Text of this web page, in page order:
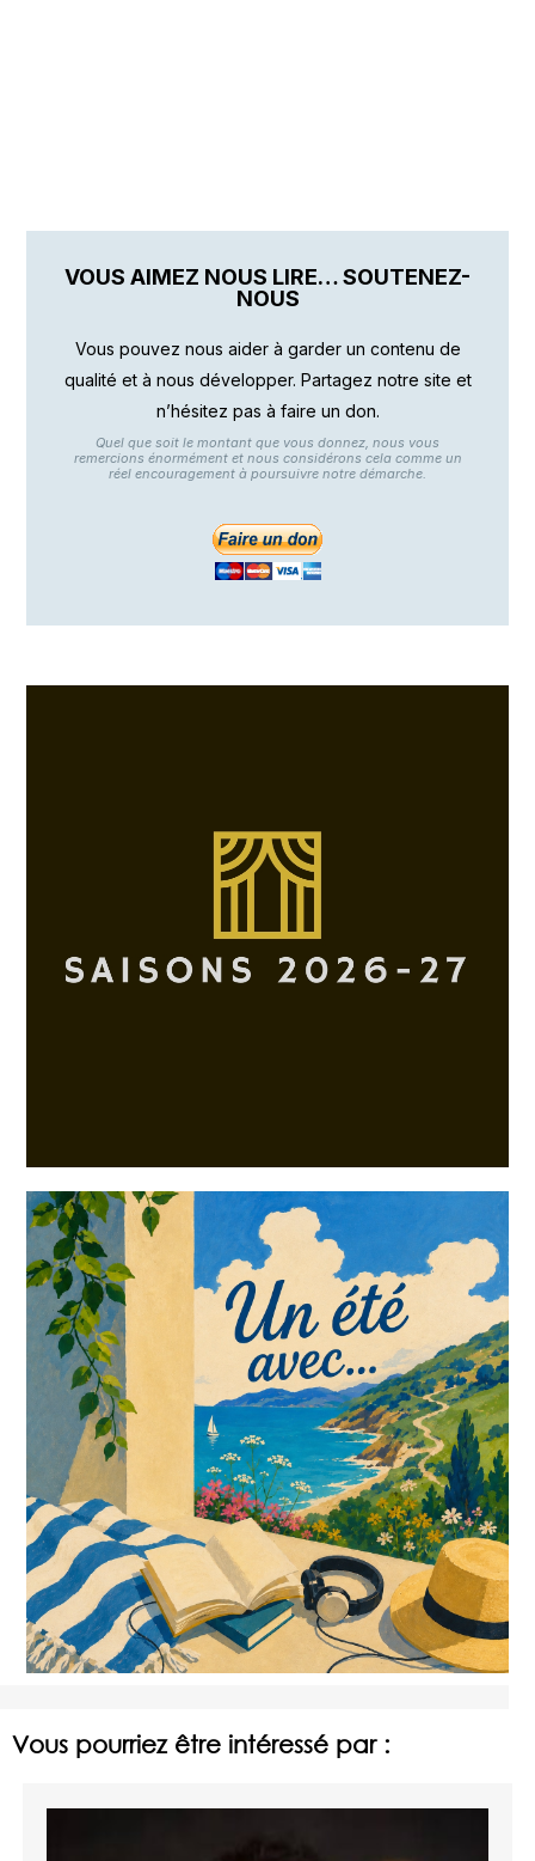
VOUS AIMEZ NOUS LIRE… SOUTENEZ-
NOUS
Vous pouvez nous aider à garder un contenu de
qualité et à nous développer. Partagez notre site et
n’hésitez pas à faire un don.
Quel que soit le montant que vous donnez, nous vous
remercions énormément et nous considérons cela comme un
réel encouragement à poursuivre notre démarche.
Vous pourriez être intéressé par :